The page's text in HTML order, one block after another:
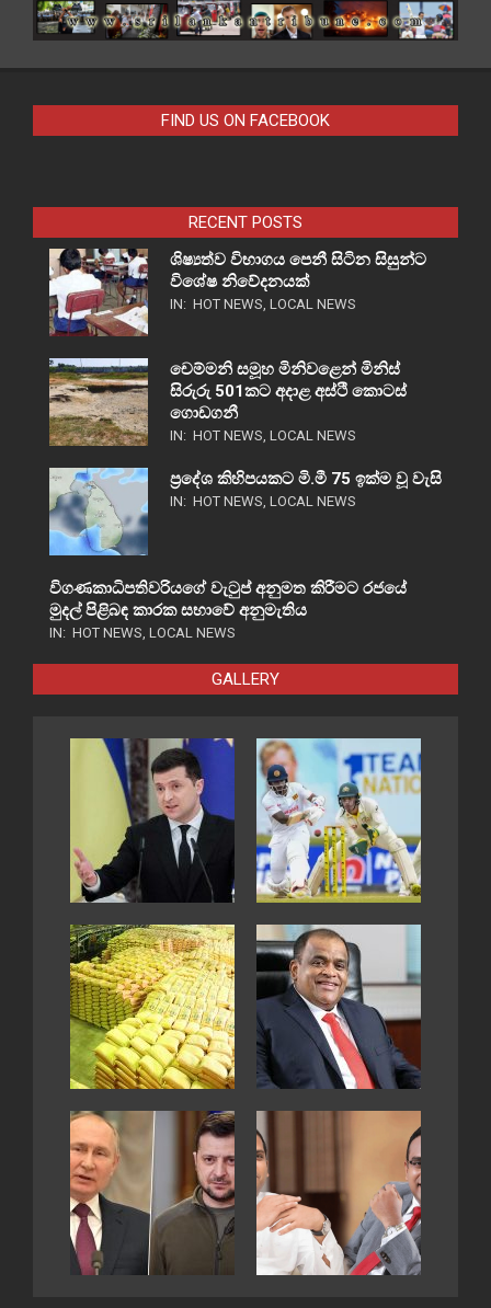
FIND US ON FACEBOOK
RECENT POSTS
ශිෂ්‍යත්ව විභාගය පෙනී සිටින සිසුන්ට
විශේෂ නිවේදනයක්
IN: HOT NEWS, LOCAL NEWS
චෙම්මනි සමූහ මිනිවළෙන් මිනිස්
සිරුරු 501කට අදාළ අස්ථි කොටස්
ගොඩගනී
IN: HOT NEWS, LOCAL NEWS
ප්‍රදේශ කිහිපයකට මි.මී 75 ඉක්ම වූ වැසි
IN: HOT NEWS, LOCAL NEWS
විගණකාධිපතිවරියගේ වැටුප් අනුමත කිරීමට රජයේ
මුදල් පිළිබඳ කාරක සභාවේ අනුමැතිය
IN: HOT NEWS, LOCAL NEWS
GALLERY